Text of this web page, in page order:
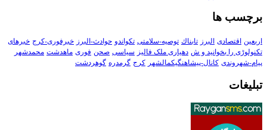
برچسب ها
اربعین اقتصادی البرز تابناك توصیه-سلامتی تکواندو حوادث-البرز خبرفوری-کرج خبرهای
تکنولوڑی را بخوانید و ش دهیاری ملک فالیز سیاسی صحن فوری ماهدشت محمدشهر
پیام-شهروندی کانال-پیشاهنگیکمالشهر کرج گرمدره گوهردشت
تبلیغات